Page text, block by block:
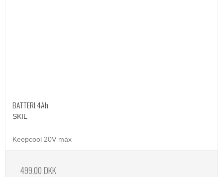
BATTERI 4Ah
SKIL
Keepcool 20V max
499,00 DKK